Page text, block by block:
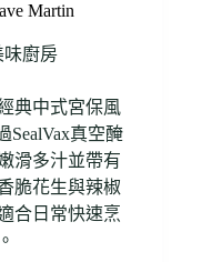
Martin
味廚房
典中式宮保風
SealVax真空醃
滑多汁並帶有
脆花生與辣椒
合日常快速烹